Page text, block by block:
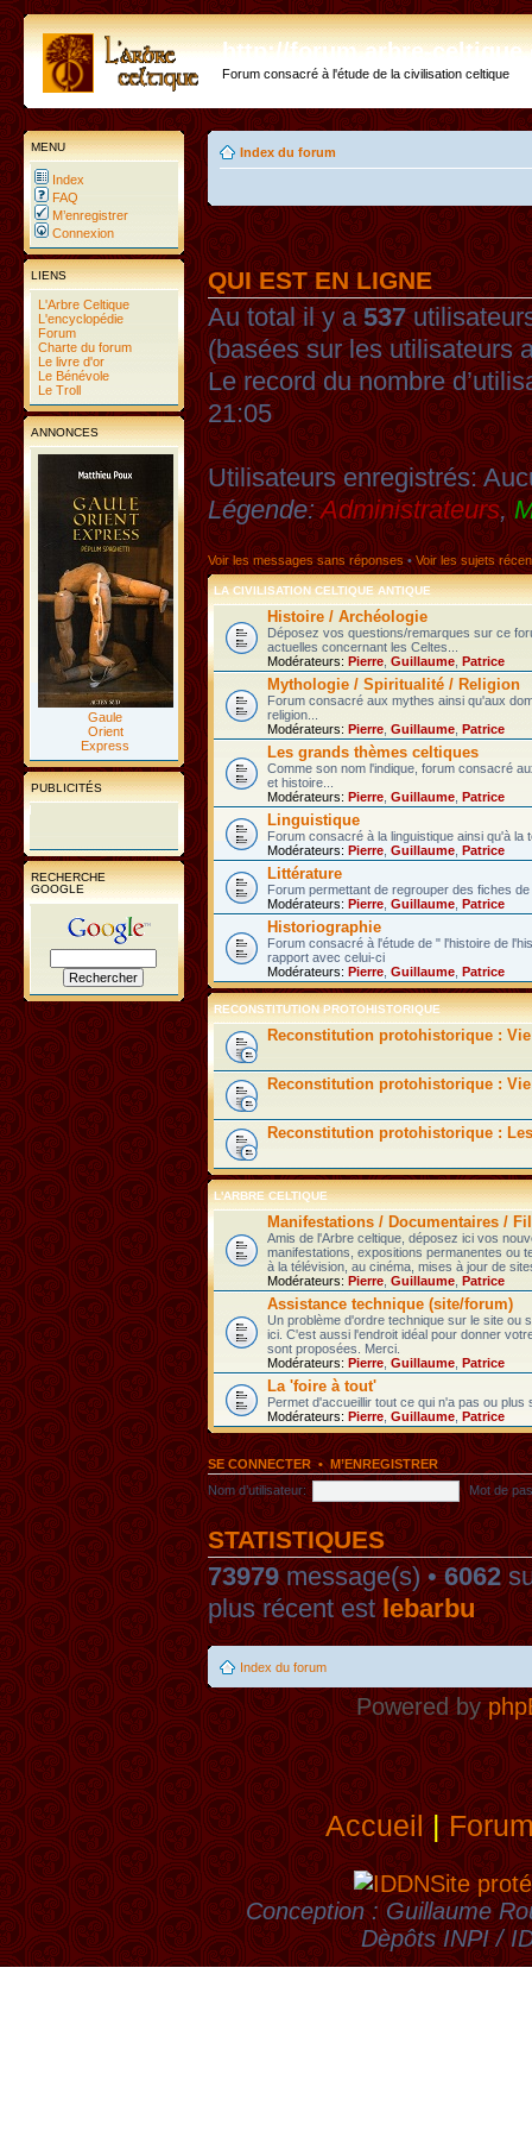
http://forum.arbre-
Forum consacré à l'étude de la civilisation celtique
MENU
Index
FAQ
M’enregistrer
Connexion
LIENS
L'Arbre Celtique
L'encyclopédie
Forum
Charte du forum
Le livre d'or
Le Bénévole
Le Troll
ANNONCES
Gaule
Orient
Express
PUBLICITÉS
RECHERCHE
GOOGLE
Index du forum
QUI EST EN LIGNE
Au total il y a537
(basées sur les utilisateurs
Le record du nombre
21:05
Utilisateurs enregistrés:
Légende:Administrateurs,
Voir les messages sans réponses•Voir les sujets
LA CIVILISATION CELTIQUE ANTIQUE
Histoire / Archéologie
Déposez vos questions/remarques sur ce
actuelles concernant les Celtes...
Modérateurs: Pierre Guillaume Patrice
Mythologie / Spiritualité / Religion
Forum consacré aux mythes ainsi qu'aux
religion...
Modérateurs: Pierre Guillaume Patrice
Les grands thèmes celtiques
Comme son nom l'indique, forum consacré
et histoire...
Modérateurs: Pierre Guillaume Patrice
Linguistique
Forum consacré à la linguistique ainsi qu'à la
Modérateurs: Pierre Guillaume Patrice
Littérature
Forum permettant de regrouper des fiches
Modérateurs: Pierre Guillaume Patrice
Historiographie
Forum consacré à l'étude de " l'histoire de
rapport avec celui-ci
Modérateurs: Pierre Guillaume Patrice
RECONSTITUTION PROTOHISTORIQUE
Reconstitution protohistorique :
Reconstitution protohistorique :
Reconstitution protohistorique :
L'ARBRE CELTIQUE
Manifestations / Documentaires /
Amis de l'Arbre celtique, déposez ici vos
manifestations, expositions permanentes ou
à la télévision, au cinéma, mises à jour de
Modérateurs: Pierre Guillaume Patrice
Assistance technique (site/forum)
Un problème d'ordre technique sur le site ou
ici. C'est aussi l'endroit idéal pour donner
sont proposées. Merci.
Modérateurs: Pierre Guillaume Patrice
La 'foire à tout'
Permet d'accueillir tout ce qui n'a pas ou
Modérateurs: Pierre Guillaume Patrice
SE CONNECTER•M’ENREGISTRER
Nom d’utilisateur:
Mot de
STATISTIQUES
73979message(s) •6062
plus récent estlebarbu
Index du forum
Powered by
Accueil|
Site
Conception : Guillaume
Dèpôts INPI /